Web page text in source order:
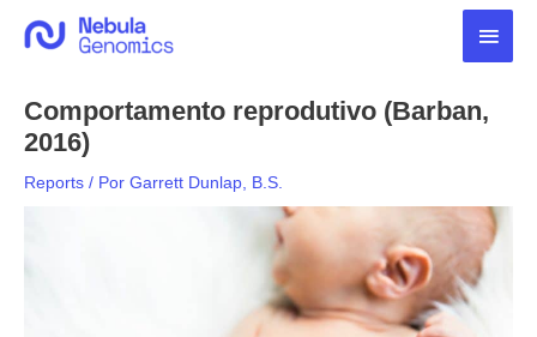
para
Comportamento reprodutivo (Barban,
2016)
Reports / Por Garrett Dunlap, B.S.